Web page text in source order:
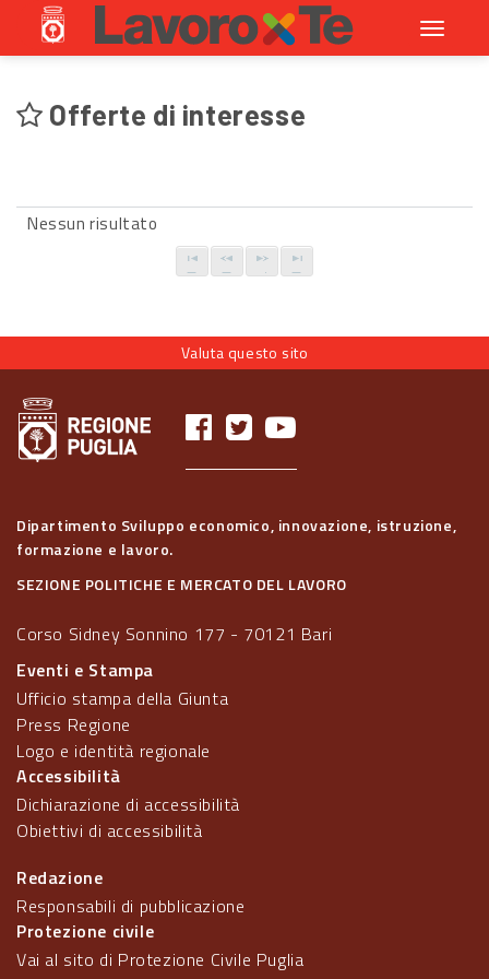
Toggle
Offerte di interesse
Nessun risultato
Valuta questo sito
Dipartimento Sviluppo economico, innovazione, istruzione,
formazione e lavoro.
SEZIONE POLITICHE E MERCATO DEL LAVORO
Corso Sidney Sonnino 177 - 70121 Bari
Eventi e Stampa
Ufficio stampa della Giunta
Press Regione
Logo e identità regionale
Accessibilità
Dichiarazione di accessibilità
Obiettivi di accessibilità
Redazione
Responsabili di pubblicazione
Protezione civile
Vai al sito di Protezione Civile Puglia